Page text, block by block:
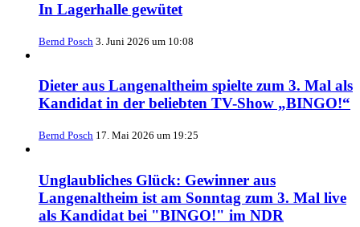
In Lagerhalle gewütet
Bernd Posch 3. Juni 2026 um 10:08
Dieter aus Langenaltheim spielte zum 3. Mal als
Kandidat in der beliebten TV-Show „BINGO!“
Bernd Posch 17. Mai 2026 um 19:25
Unglaubliches Glück: Gewinner aus
Langenaltheim ist am Sonntag zum 3. Mal live
als Kandidat bei "BINGO!" im NDR